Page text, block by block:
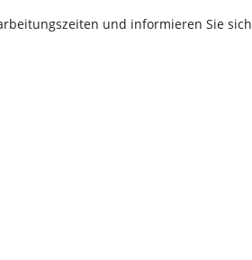
und informieren Sie sich